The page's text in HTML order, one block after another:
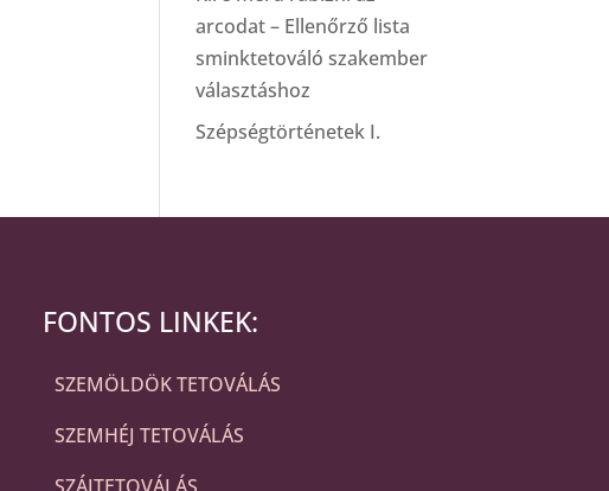
arcodat – Ellenőrző lista
sminktetováló szakember
választáshoz
Szépségtörténetek I.
FONTOS LINKEK:
SZEMÖLDÖK TETOVÁLÁS
SZEMHÉJ TETOVÁLÁS